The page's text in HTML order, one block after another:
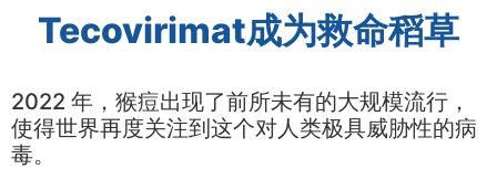
Tecovirimat成为救命稻草
2022 年，猴痘出现了前所未有的大规模流行，
使得世界再度关注到这个对人类极具威胁性的病
毒。